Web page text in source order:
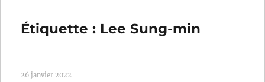
:
Étiquette : Lee Sung-min
26 janvier 2022